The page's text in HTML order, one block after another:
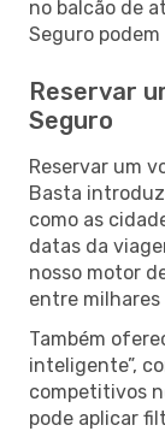
no balcão de
Seguro
Reservar
Seguro
Reservar um
Basta
como as
datas da
nosso motor
entre milhares
Também
inteligente”,
competitivos
pode aplicar